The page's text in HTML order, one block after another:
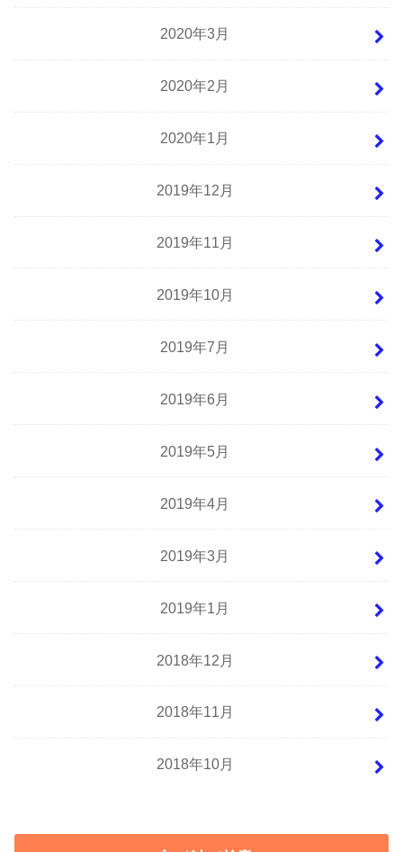
2020年3月
2020年2月
2020年1月
2019年12月
2019年11月
2019年10月
2019年7月
2019年6月
2019年5月
2019年4月
2019年3月
2019年1月
2018年12月
2018年11月
2018年10月